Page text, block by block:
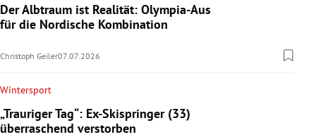
Der Albtraum ist Realität: Olympia-Aus
für die Nordische Kombination
Christoph Geiler07.07.2026
Wintersport
„Trauriger Tag“: Ex-Skispringer (33)
überraschend verstorben